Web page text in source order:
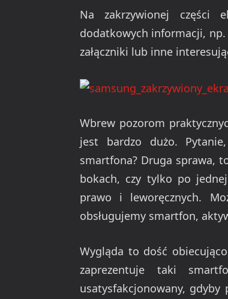
Na zakrzywionej części
dodatkowych informacji,
załączniki lub inne
Wbrew pozorom
jest bardzo dużo.
smartfona? Druga sprawa,
bokach, czy tylko po
prawo i leworęcznych.
obsługujemy smartfon,
Wygląda to dość
zaprezentuje taki
usatysfakcjonowany,